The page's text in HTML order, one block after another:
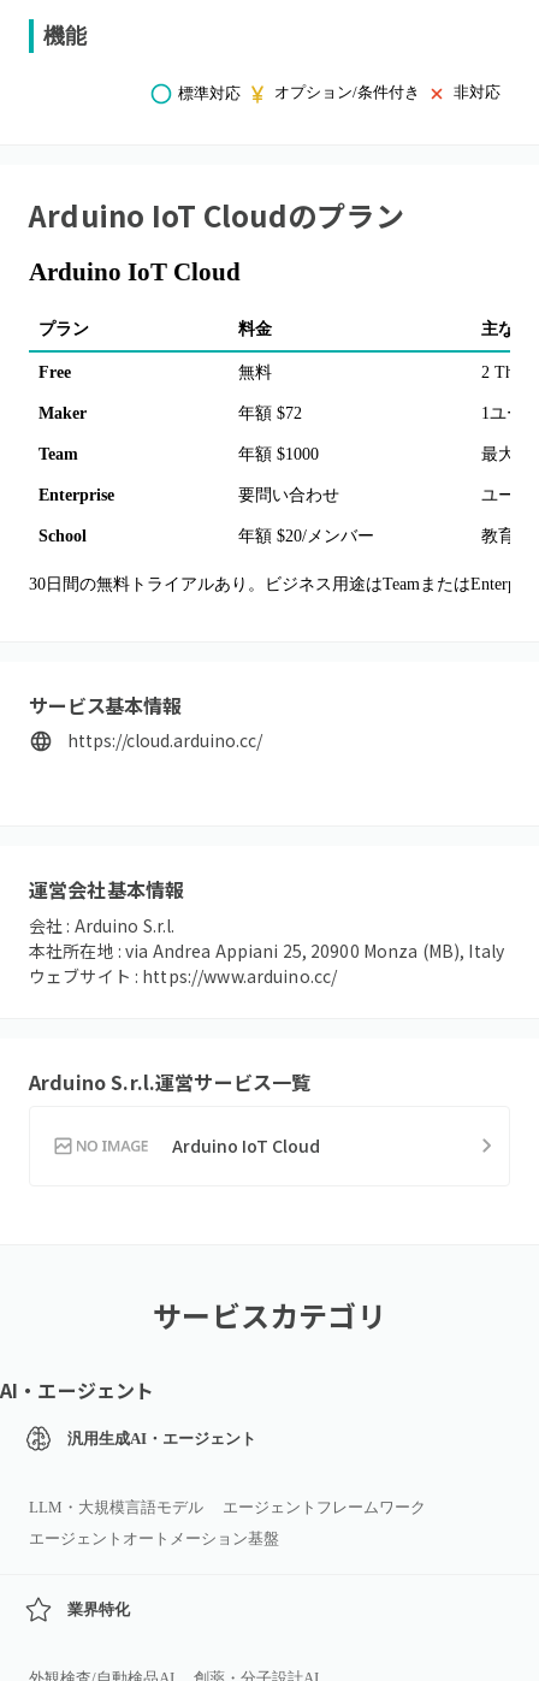
機能
標準対応 オプション/条件付き 非対応
Arduino IoT Cloudのプラン
Arduino IoT Cloud
プラン 料金 主な機
Free 無料 2
Maker 年額 $72 1ユー
Team 年額 $1000 最大50
Enterprise 要問い合わせ ユーザ
School 年額 $20/メンバー 教育機
30日間の無料トライアルあり。ビジネス用途はTeamまたは
サービス基本情報
https://cloud.arduino.cc/
運営会社基本情報
会社 : Arduino S.r.l.
本社所在地 :via Andrea Appiani 25, 20900 Monza (MB), Italy
ウェブサイト : https://www.arduino.cc/
Arduino S.r.l.運営サービス一覧
Arduino IoT Cloud
サービスカテゴリ
AI・エージェント
汎用生成AI・エージェント
LLM・大規模言語モデル
エージェントフレームワーク
エージェントオートメーション基盤
業界特化